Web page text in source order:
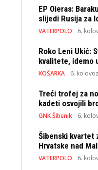
EP Oieras:
slijedi Rusija za
VATERPOLO 6.
Roko Leni Ukić:
kvalitete, idemo
KOŠARKA 6.
Treći trofej za
kadeti osvojili
GNK Šibenik 6.
Šibenski kvartet
Hrvatske nad
VATERPOLO 6.